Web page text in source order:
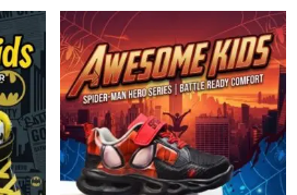
選
項
產
品
有
多
種
款